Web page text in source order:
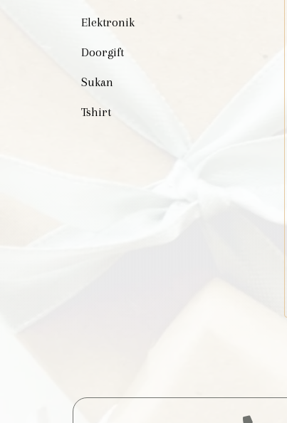
Elektronik
Doorgift
Sukan
Tshirt